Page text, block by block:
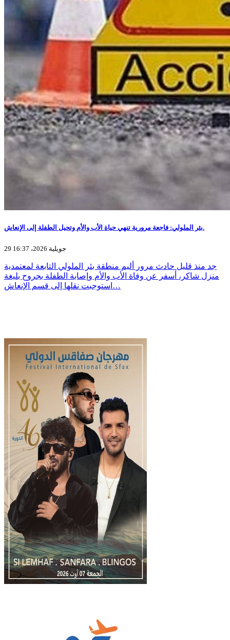
بئر الملولي: فاجعة مرورية تنهي حياة الأب والأم وتحيل الطفلة إلى الإنعاش.
29 جويلية 2026، 16:37
جد منذ قليل حادث مرور أليم منطقة بئر الملولي التابعة لمعتمدية
منزل شاكر، أسفر عن وفاة الأب والأم وإصابة الطفلة بجروح بليغة
استوجبت نقلها إلى قسم الإنعاش…